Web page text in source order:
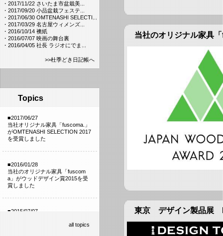
・2017/11/22 さいたま市盆栽美...
・2017/09/20 小品盆栽フェステ...
・2017/06/30 OMTENASHI SELECTI...
・2017/03/29 名古屋ウィメンズ...
・2016/10/14 襖紙
・2016/07/07 映画の舞台裏
・2016/04/05 社長 ラジオにでま...
>>杜季どき日記帳へ
Topics
■2017/06/27
当社オリジナル家具「fuscoma.」
がOMTENASHI SELECTION 2017
を受賞しました
■2016/01/28
当社のオリジナル家具「fuscom
a」がウッドデザイン賞2015を受
賞しました
■2015/07/07
fuscoma専用ページ 公開いたし
ました。
all topics
当社のオリジナル家具
東京 デザイン製品展